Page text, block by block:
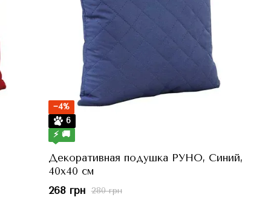
−4%
6
⚡ 🚚
Декоративная подушка РУНО, Синий,
40x40 см
280 грн
268 грн